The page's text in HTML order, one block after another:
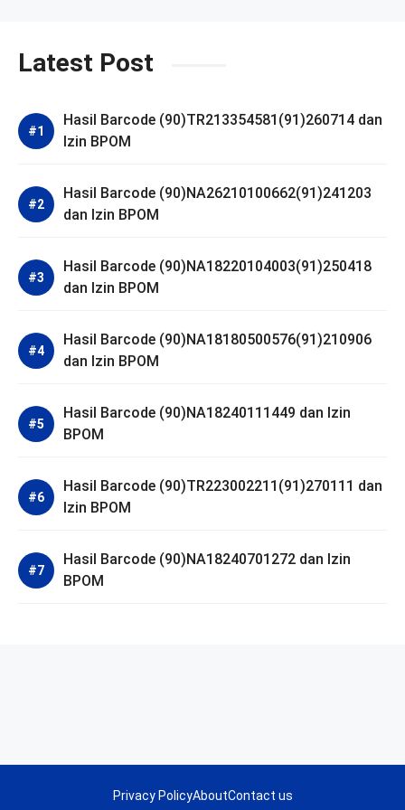
Latest Post
Hasil Barcode (90)TR213354581(91)260714 dan
Izin BPOM
Hasil Barcode (90)NA26210100662(91)241203
dan Izin BPOM
Hasil Barcode (90)NA18220104003(91)250418
dan Izin BPOM
Hasil Barcode (90)NA18180500576(91)210906
dan Izin BPOM
Hasil Barcode (90)NA18240111449 dan Izin
BPOM
Hasil Barcode (90)TR223002211(91)270111 dan
Izin BPOM
Hasil Barcode (90)NA18240701272 dan Izin
BPOM
Privacy PolicyAboutContact us